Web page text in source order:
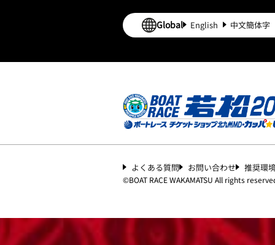
Global English 中文簡体字
よくある質問 お問い合わせ 推奨環
©︎BOAT RACE WAKAMATSU All rights